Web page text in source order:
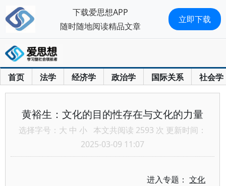
首页 法学 经济学 政治学 国际关系 社会学
黄裕生：文化的目的性存在与文化的力量
选择字号： 大 中 小 本文共阅读 2593 次 更新时间：
2025-03-09 11:07
进入专题：文化
下载爱思想APP
随时随地阅读精品文章
立即下载